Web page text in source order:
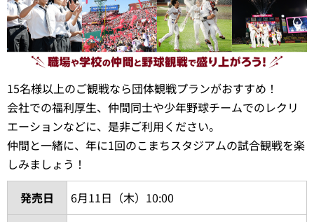
15名様以上のご観戦なら団体観戦プランがおすすめ！
会社での福利厚生、仲間同士や少年野球チームでのレクリ
エーションなどに、是非ご利用ください。
仲間と一緒に、年に1回のこまちスタジアムの試合観戦を楽
しみましょう！
発売日
6月11日（木）10:00